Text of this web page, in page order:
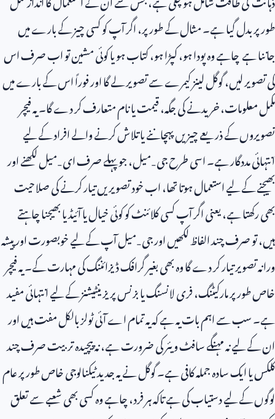
طور پر بدل گیا ہے۔ مثال کے طور پر، اگر آپ کو کسی چیز کے بارے میں
جاننا ہے چاہے وہ پودا ہو، کپڑا ہو، کتاب ہو یا کوئی مشین تو اب صرف اس
کی تصویر لیں، گوگل لینز کیمرے سے تصویر لے گا اور فوراً اس کے بارے میں
مکمل معلومات، خریدنے کی جگہ، قیمت یا نام متعارف کر دے گا۔ یہ فیچر
تصویروں کے ذریعے چیزیں پہچاننے یا تلاش کرنے والے افراد کے لیے
انتہائی مددگار ہے۔ اسی طرح جی‑میل، جو پہلے صرف ای‑میل لکھنے اور
بھیجنے کے لیے استعمال ہوتا تھا، اب خود تصویریں تیار کرنے کی صلاحیت
بھی رکھتا ہے، یعنی اگر آپ کسی کلائنٹ کو کوئی خیال یا آئیڈیا بھیجنا چاہتے
ہیں، تو صرف چند الفاظ لکھیں اور جی‑میل آپ کے لیے خوبصورت اور پیشہ
ورانہ تصویر تیار کر دے گا وہ بھی بغیر گرافک ڈیزائننگ کی مہارت کے۔ یہ فیچر
خاص طور پر مارکیٹنگ، فری لانسنگ یا بزنس پریزینٹیشنز کے لیے انتہائی مفید
ہے۔ سب سے اہم بات یہ ہے کہ یہ تمام اے آئی ٹولز بالکل مفت ہیں اور
ان کے لیے نہ مہنگے سافٹ ویئر کی ضرورت ہے، نہ پیچیدہ تربیت صرف چند
کلکس یا ایک سادہ جملہ کافی ہے۔ گوگل نے یہ جدید ٹیکنالوجی خاص طور پر عام
لوگوں کے لیے دستیاب کی ہے تاکہ ہر فرد، چاہے وہ کسی بھی شعبے سے تعلق